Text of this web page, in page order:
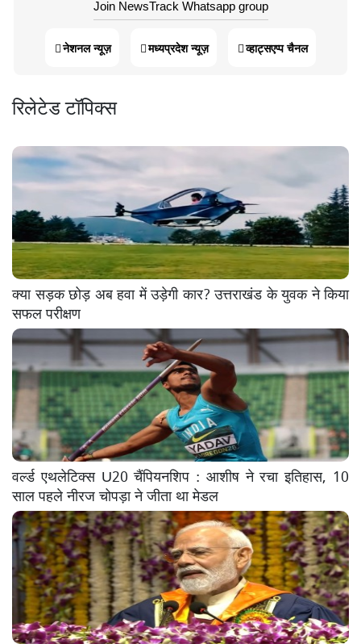
Join NewsTrack Whatsapp group
नेशनल न्यूज़ मध्यप्रदेश न्यूज़ व्हाट्सएप्प चैनल
रिलेटेड टॉपिक्स
क्या सड़क छोड़ अब हवा में उड़ेगी कार? उत्तराखंड के युवक ने किया
सफल परीक्षण
वर्ल्ड एथलेटिक्स U20 चैंपियनशिप : आशीष ने रचा इतिहास, 10
साल पहले नीरज चोपड़ा ने जीता था मेडल